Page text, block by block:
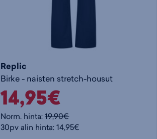
Replic
Birke - naisten stretch-housut
14,95€
Norm. hinta:19,90€
30pv alin hinta: 14,95€